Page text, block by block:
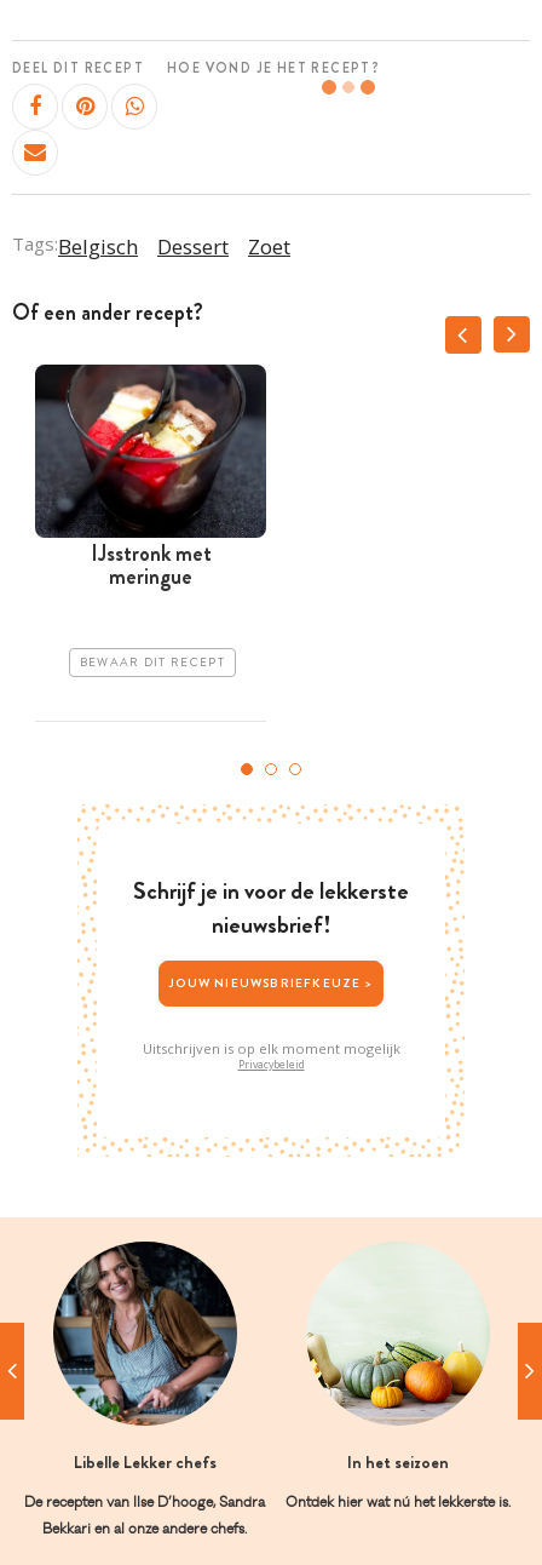
DEEL DIT RECEPT HOE VOND JE HET RECEPT?
Tags:Belgisch Dessert Zoet
Of een ander recept?
IJsstronk met
meringue
BEWAAR DIT RECEPT
Schrijf je in voor de lekkerste
nieuwsbrief!
JOUW NIEUWSBRIEFKEUZE >
Uitschrijven is op elk moment mogelijk
Privacybeleid
Libelle Lekker chefs
De recepten van Ilse D’hooge, Sandra
Bekkari en al onze andere chefs.
In het seizoen
Ontdek hier wat nú het lekkerste is.